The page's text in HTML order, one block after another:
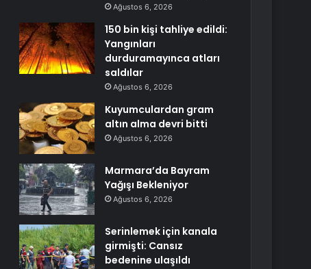
Ağustos 6, 2026
150 bin kişi tahliye edildi:
Yangınları
durduramayınca atları
saldılar
Ağustos 6, 2026
Kuyumculardan gram
altın alma devri bitti
Ağustos 6, 2026
Marmara’da Bayram
Yağışı Bekleniyor
Ağustos 6, 2026
Serinlemek için kanala
girmişti: Cansız
bedenine ulaşıldı